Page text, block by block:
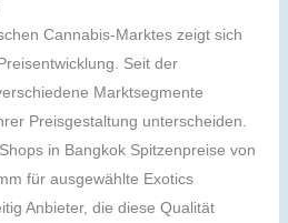
Cannabis-Marktes zeigt sich
Seit der
Marktsegmente
Preisgestaltung unterscheiden.
in Bangkok Spitzenpreise von
für ausgewählte Exotics
Anbieter, die diese Qualität